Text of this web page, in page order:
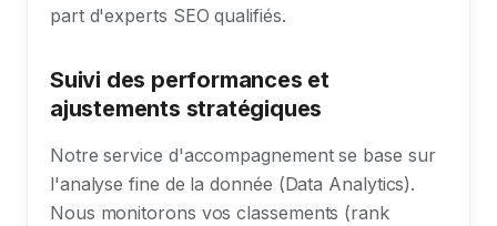
part d'experts SEO qualifiés.
Suivi des performances et
ajustements stratégiques
Notre service d'accompagnement se base sur
l'analyse fine de la donnée (Data Analytics).
Nous monitorons vos classements (rank